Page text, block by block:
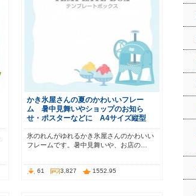
かき氷屋さんの夏のかわいいフレー
ム 暑中見舞いやショップのお知ら
せ・ポスターなどに A4サイズ縦型
氷のれんがゆれるかき氷屋さんのかわいい
フレームです。暑中見舞いや、お店の…
61 3,827 1552.95